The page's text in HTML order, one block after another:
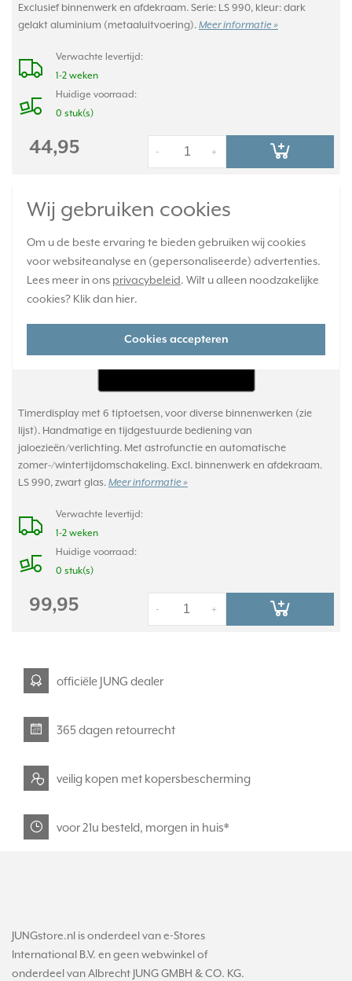
Wij gebruiken cookies
Om u de beste ervaring te bieden gebruiken wij cookies
voor websiteanalyse en (gepersonaliseerde) advertenties.
Lees meer in ons privacybeleid. Wilt u alleen noodzakelijke
cookies? Klik dan hier.
Cookies accepteren
Exclusief binnenwerk en afdekraam. Serie: LS 990, kleur: dark
gelakt aluminium (metaaluitvoering). Meer informatie »
Verwachte levertijd:
1-2 weken
Huidige voorraad:
0 stuk(s)
44,95 +
-
JUNG timer standaard met display LS990
zwart glas (LS 1750 D SW)
Timerdisplay met 6 tiptoetsen, voor diverse binnenwerken (zie
lijst). Handmatige en tijdgestuurde bediening van
jaloezieën/verlichting. Met astrofunctie en automatische
zomer-/wintertijdomschakeling. Excl. binnenwerk en afdekraam.
LS 990, zwart glas. Meer informatie »
Verwachte levertijd:
1-2 weken
Huidige voorraad:
0 stuk(s)
99,95 +
-
officiële JUNG dealer
365 dagen retourrecht
veilig kopen met kopersbescherming
voor 21u besteld, morgen in huis*
JUNGstore.nl is onderdeel van e-Stores
International B.V. en geen webwinkel of
onderdeel van Albrecht JUNG GMBH & CO. KG.